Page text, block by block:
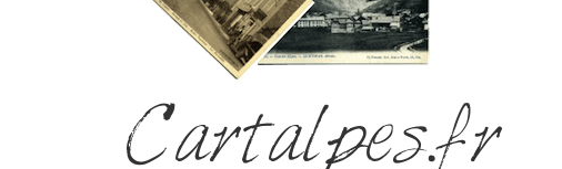
Cartalpes.fr